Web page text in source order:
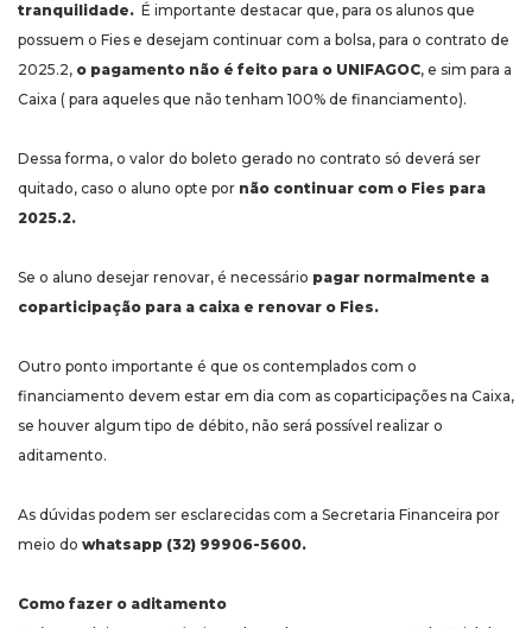
tranquilidade. É importante destacar que, para os alunos que
possuem o Fies e desejam continuar com a bolsa, para o contrato de
2025.2, o pagamento não é feito para o UNIFAGOC, e sim para a
Caixa ( para aqueles que não tenham 100% de financiamento).
Dessa forma, o valor do boleto gerado no contrato só deverá ser
quitado, caso o aluno opte por não continuar com o Fies para
2025.2.
Se o aluno desejar renovar, é necessário pagar normalmente a
coparticipação para a caixa e renovar o Fies.
Outro ponto importante é que os contemplados com o
financiamento devem estar em dia com as coparticipações na Caixa,
se houver algum tipo de débito, não será possível realizar o
aditamento.
As dúvidas podem ser esclarecidas com a Secretaria Financeira por
meio do whatsapp (32) 99906-5600.
Como fazer o aditamento